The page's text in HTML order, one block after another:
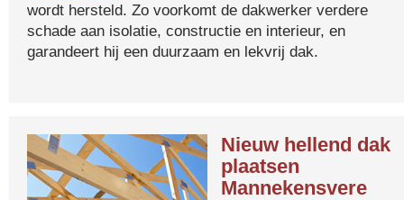
wordt hersteld. Zo voorkomt de dakwerker verdere
schade aan isolatie, constructie en interieur, en
garandeert hij een duurzaam en lekvrij dak.
Nieuw hellend dak
plaatsen
Mannekensvere